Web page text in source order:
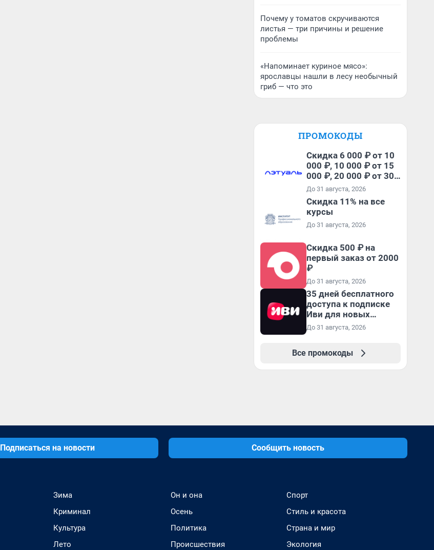
Почему у томатов скручиваются
листья — три причины и решение
проблемы
«Напоминает куриное мясо»:
ярославцы нашли в лесу необычный
гриб — что это
ПРОМОКОДЫ
Скидка 6 000 ₽ от 10
000 ₽, 10 000 ₽ от 15
000 ₽, 20 000 ₽ от 30
000 ₽ и 35 000 ₽ от 50
000 ₽ на первый и все
повторные заказы по
промокоду НАБЕРИ
До 31 августа, 2026
Скидка 11% на все
курсы
До 31 августа, 2026
Скидка 500 ₽ на
первый заказ от 2000
₽
До 31 августа, 2026
35 дней бесплатного
доступа к подписке
Иви для новых
пользователей
До 31 августа, 2026
Все промокоды
Подписаться на новости Сообщить новость
Зима
Криминал
Культура
Лето
Он и она
Осень
Политика
Происшествия
Спорт
Стиль и красота
Страна и мир
Экология